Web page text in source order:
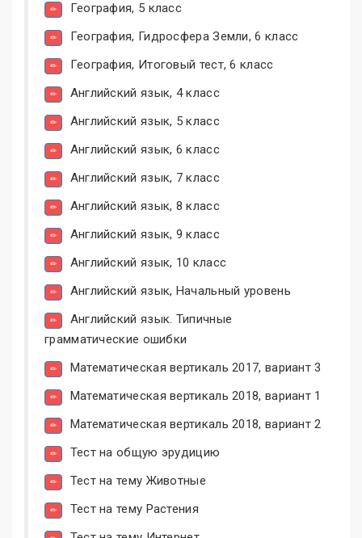
География, 5 класс
География, Гидросфера Земли, 6 класс
География, Итоговый тест, 6 класс
Английский язык, 4 класс
Английский язык, 5 класс
Английский язык, 6 класс
Английский язык, 7 класс
Английский язык, 8 класс
Английский язык, 9 класс
Английский язык, 10 класс
Английский язык, Начальный уровень
Английский язык. Типичные
грамматические ошибки
Математическая вертикаль 2017, вариант 3
Математическая вертикаль 2018, вариант 1
Математическая вертикаль 2018, вариант 2
Тест на общую эрудицию
Тест на тему Животные
Тест на тему Растения